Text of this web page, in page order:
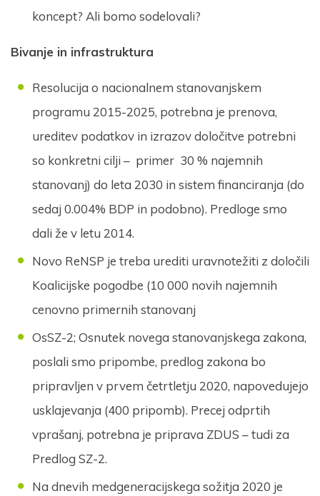
koncept? Ali bomo sodelovali?
Bivanje in infrastruktura
Resolucija o nacionalnem stanovanjskem
programu 2015-2025, potrebna je prenova,
ureditev podatkov in izrazov določitve potrebni
so konkretni cilji – primer 30 % najemnih
stanovanj) do leta 2030 in sistem financiranja (do
sedaj 0.004% BDP in podobno). Predloge smo
dali že v letu 2014.
Novo ReNSP je treba urediti uravnotežiti z določili
Koalicijske pogodbe (10 000 novih najemnih
cenovno primernih stanovanj
OsSZ-2; Osnutek novega stanovanjskega zakona,
poslali smo pripombe, predlog zakona bo
pripravljen v prvem četrtletju 2020, napovedujejo
usklajevanja (400 pripomb). Precej odprtih
vprašanj, potrebna je priprava ZDUS – tudi za
Predlog SZ-2.
Na dnevih medgeneracijskega sožitja 2020 je